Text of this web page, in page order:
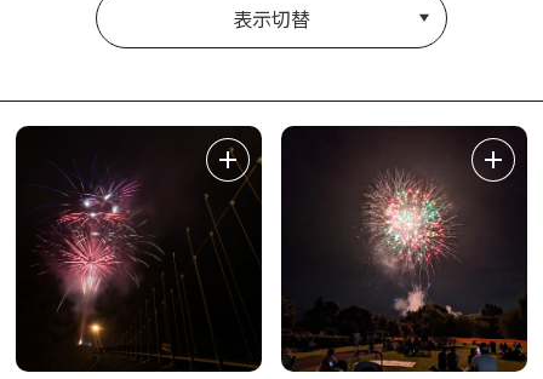
表示切替